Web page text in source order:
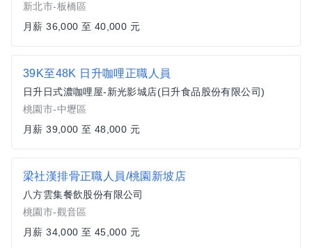
新北市-板橋區
月薪 36,000 至 40,000 元
39K至48K 日升咖哩正職人員
日升日式濃咖哩屋-新光影城店(日升食品股份有限公司)
桃園市-中壢區
月薪 39,000 至 48,000 元
梁社漢排骨正職人員/桃園新坡店
八方雲集餐飲股份有限公司
桃園市-觀音區
月薪 34,000 至 45,000 元